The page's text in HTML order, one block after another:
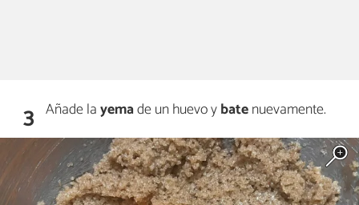
3 Añade layemade un huevo ybatenuevamente.